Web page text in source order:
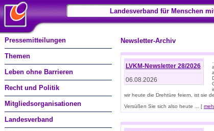
Landesverband für Menschen
Pressemitteilungen
Themen
Leben ohne Barrieren
Recht und Politik
Mitgliedsorganisationen
Landesverband
Newsletter-Archiv
LVKM-Newsletter 28/2026
06.08.2026
wir heute die Drehtüre feiern, ist sie
Versüßen Sie sich also heute ... [